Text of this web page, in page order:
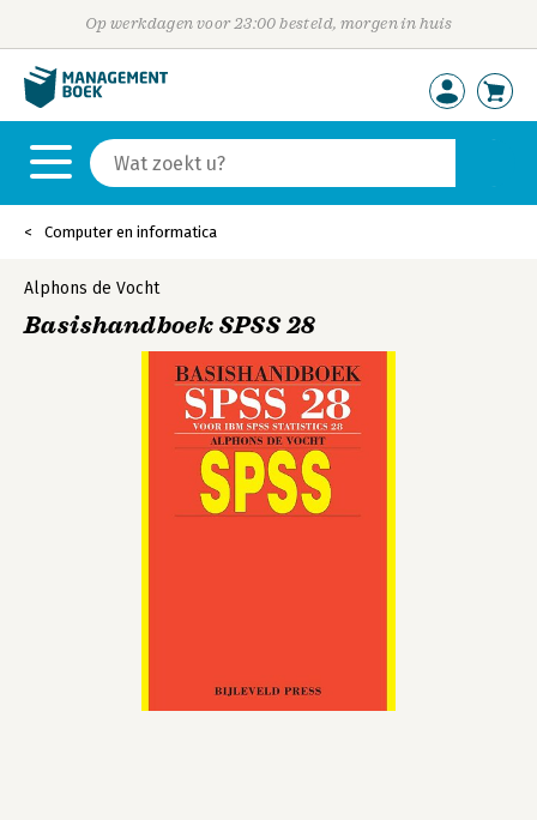
Op werkdagen voor 23:00 besteld, morgen in huis
Computer en informatica
Alphons de Vocht
Basishandboek SPSS 28